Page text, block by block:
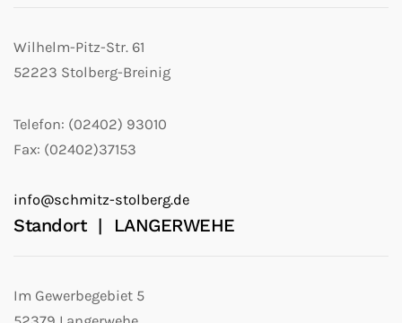
Wilhelm-Pitz-Str. 61
52223 Stolberg-Breinig
Telefon: (02402) 93010
Fax: (02402)37153
info@schmitz-stolberg.de
Standort | LANGERWEHE
Im Gewerbegebiet 5